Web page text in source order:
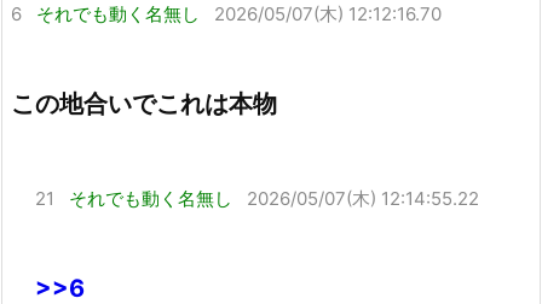
6 それでも動く名無し 2026/05/07(木) 12:12:16.70
この地合いでこれは本物
21 それでも動く名無し 2026/05/07(木) 12:14:55.22
>>6